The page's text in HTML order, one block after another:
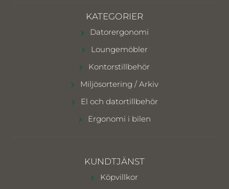
KATEGORIER
Datorergonomi
Loungemöbler
Kontorstillbehör
Miljösortering / Arkiv
El och datortillbehör
Ergonomi i bilen
KUNDTJÄNST
Köpvillkor